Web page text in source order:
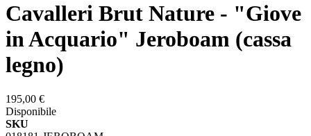
Cavalleri Brut Nature - "Giove
in Acquario" Jeroboam (cassa
legno)
195,00 €
Disponibile
SKU